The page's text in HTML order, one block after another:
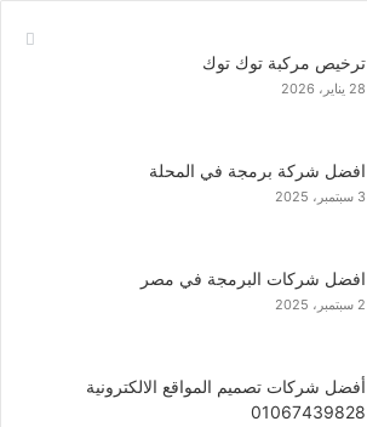
ترخيص مركبة توك توك
28 يناير، 2026
افضل شركة برمجة في المحلة
3 سبتمبر، 2025
افضل شركات البرمجة في مصر
2 سبتمبر، 2025
أفضل شركات تصميم المواقع الالكترونية
01067439828